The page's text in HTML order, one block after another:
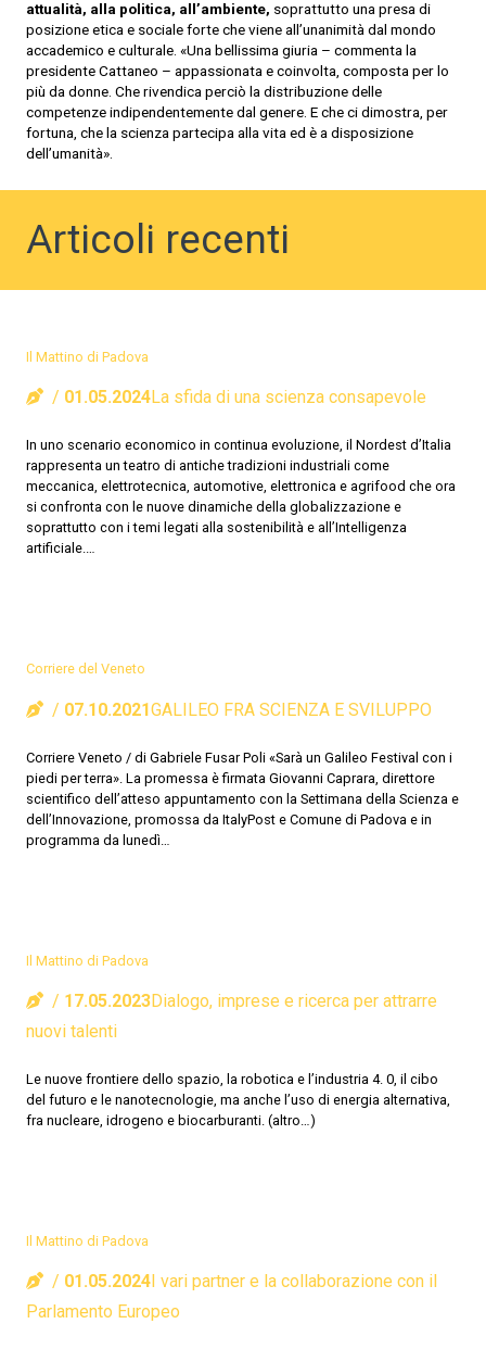
attualità, alla politica, all’ambiente, soprattutto una presa di
posizione etica e sociale forte che viene all’unanimità dal mondo
accademico e culturale. «Una bellissima giuria – commenta la
presidente Cattaneo – appassionata e coinvolta, composta per lo
più da donne. Che rivendica perciò la distribuzione delle
competenze indipendentemente dal genere. E che ci dimostra, per
fortuna, che la scienza partecipa alla vita ed è a disposizione
dell’umanità».
Articoli recenti
Il Mattino di Padova
01.05.2024La sfida di una scienza consapevole
In uno scenario economico in continua evoluzione, il Nordest d’Italia
rappresenta un teatro di antiche tradizioni industriali come
meccanica, elettrotecnica, automotive, elettronica e agrifood che ora
si confronta con le nuove dinamiche della globalizzazione e
soprattutto con i temi legati alla sostenibilità e all’Intelligenza
artificiale.…
Corriere del Veneto
07.10.2021GALILEO FRA SCIENZA E SVILUPPO
Corriere Veneto / di Gabriele Fusar Poli «Sarà un Galileo Festival con i
piedi per terra». La promessa è firmata Giovanni Caprara, direttore
scientifico dell’atteso appuntamento con la Settimana della Scienza e
dell’Innovazione, promossa da ItalyPost e Comune di Padova e in
programma da lunedì…
Il Mattino di Padova
17.05.2023Dialogo, imprese e ricerca per attrarre
nuovi talenti
Le nuove frontiere dello spazio, la robotica e l’industria 4. 0, il cibo
del futuro e le nanotecnologie, ma anche l’uso di energia alternativa,
fra nucleare, idrogeno e biocarburanti. (altro…)
Il Mattino di Padova
01.05.2024I vari partner e la collaborazione con il
Parlamento Europeo